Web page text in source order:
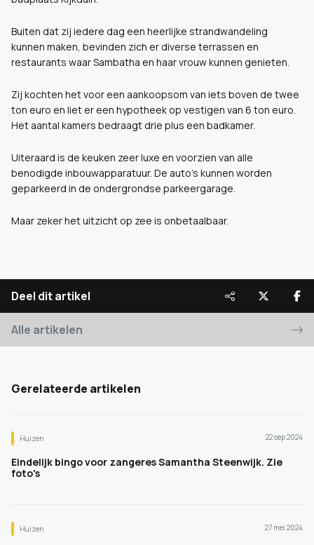
Buiten dat zij iedere dag een heerlijke strandwandeling
kunnen maken, bevinden zich er diverse terrassen en
restaurants waar Sambatha en haar vrouw kunnen genieten.
Zij kochten het voor een aankoopsom van iets boven de twee
ton euro en liet er een hypotheek op vestigen van 6 ton euro.
Het aantal kamers bedraagt drie plus een badkamer.
Uiteraard is de keuken zeer luxe en voorzien van alle
benodigde inbouwapparatuur. De auto's kunnen worden
geparkeerd in de ondergrondse parkeergarage.
Maar zeker het uitzicht op zee is onbetaalbaar.
Deel dit artikel
Alle artikelen
Gerelateerde artikelen
Huizen 22 sep 2024
Eindelijk bingo voor zangeres Samantha Steenwijk. Zie
foto's
Huizen 27 mei 2024